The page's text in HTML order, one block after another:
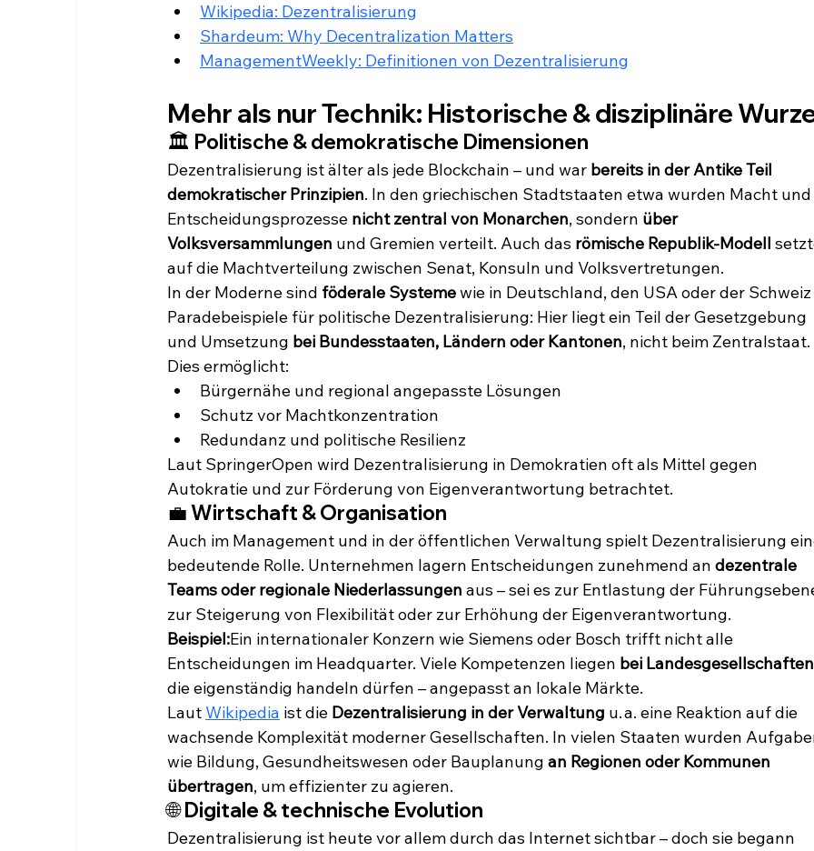
Wikipedia: Dezentralisierung
Shardeum: Why Decentralization Matters
ManagementWeekly: Definitionen von Dezentralisierung
Mehr als nur Technik: Historische & disziplinäre
🏛️ Politische & demokratische Dimensionen
Dezentralisierung ist älter als jede Blockchain – und war bereits in der Antike Teil
demokratischer Prinzipien. In den griechischen Stadtstaaten etwa wurden Macht und
Entscheidungsprozesse nicht zentral von Monarchen, sondern über
Volksversammlungen und Gremien verteilt. Auch das römische Republik-Modell
auf die Machtverteilung zwischen Senat, Konsuln und Volksvertretungen.
In der Moderne sind föderale Systeme wie in Deutschland, den USA oder der Schweiz
Paradebeispiele für politische Dezentralisierung: Hier liegt ein Teil der Gesetzgebung
und Umsetzung bei Bundesstaaten, Ländern oder Kantonen, nicht beim Zentralstaat.
Dies ermöglicht:
Bürgernähe und regional angepasste Lösungen
Schutz vor Machtkonzentration
Redundanz und politische Resilienz
Laut SpringerOpen wird Dezentralisierung in Demokratien oft als Mittel gegen
Autokratie und zur Förderung von Eigenverantwortung betrachtet.
💼 Wirtschaft & Organisation
Auch im Management und in der öffentlichen Verwaltung spielt Dezentralisierung
bedeutende Rolle. Unternehmen lagern Entscheidungen zunehmend an dezentrale
Teams oder regionale Niederlassungen aus – sei es zur Entlastung der
zur Steigerung von Flexibilität oder zur Erhöhung der Eigenverantwortung.
Beispiel:Ein internationaler Konzern wie Siemens oder Bosch trifft nicht alle
Entscheidungen im Headquarter. Viele Kompetenzen liegen bei Landesgesellschaften
die eigenständig handeln dürfen – angepasst an lokale Märkte.
Laut Wikipedia ist die Dezentralisierung in der Verwaltung u. a. eine Reaktion auf die
wachsende Komplexität moderner Gesellschaften. In vielen Staaten wurden
wie Bildung, Gesundheitswesen oder Bauplanung an Regionen oder Kommunen
übertragen, um effizienter zu agieren.
🌐 Digitale & technische Evolution
Dezentralisierung ist heute vor allem durch das Internet sichtbar – doch sie begann